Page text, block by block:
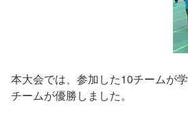
本大会では、参加した10チームが
チームが優勝しました。